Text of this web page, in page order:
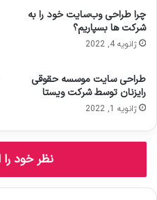
و
د
ر
و
ا
ر
ک
د
چرا طراحی وب‌سایت خود را به
شرکت ها بسپاریم؟
ژانویه 4, 2022
طراحی سایت موسسه حقوقی
رایزنان توسط شرکت ویستا
ژانویه 1, 2022
نظر خود را